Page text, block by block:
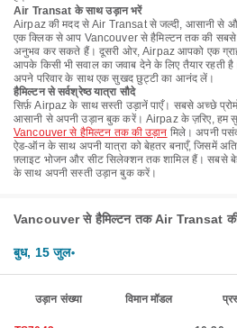
Air Transat के साथ उड़ान भरें
Airpaz की मदद से Air Transat से जल्दी, आसानी से और
एक क्लिक से आप Vancouver से हैमिल्टन तक की सबसे
अनुभव कर सकते हैं। दूसरी ओर, Airpaz आपको एक
आपके किसी भी सवाल का जवाब देने के लिए तैयार रहती
अपने परिवार के साथ एक सुखद छुट्टी का आनंद लें।
हैमिल्टन से सर्वश्रेष्ठ यात्रा सौदे
सिर्फ़ Airpaz के साथ सस्ती उड़ानें पाएँ। सबसे अच्छे
आसानी से अपनी उड़ान बुक करें। Airpaz के ज़रिए, हम
Vancouver से हैमिल्टन तक की उड़ान मिले। अपनी
ऐड-ऑन के साथ अपनी यात्रा को बेहतर बनाएँ, जिसमें
फ़्लाइट भोजन और सीट सिलेक्शन तक शामिल हैं। सबसे
के साथ अपनी सस्ती उड़ान बुक करें।
Vancouver से हैमिल्टन तक Air Transat
बुध, 15 जुल॰
उड़ान संख्या विमान मॉडल